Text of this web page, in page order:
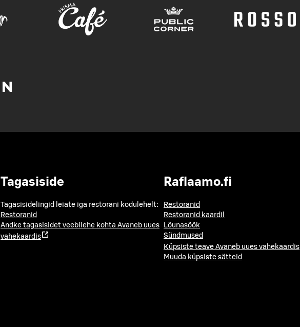
Tagasiside
Tagasisidelingid leiate iga restorani kodulehelt:
Restoranid
Andke tagasisidet veebilehe kohta Avaneb uues
vahekaardis
Raflaamo.fi
Restoranid
Restoranid kaardil
Lõunasöök
Sündmused
Küpsiste teave Avaneb uues vahekaardis
Muuda küpsiste sätteid